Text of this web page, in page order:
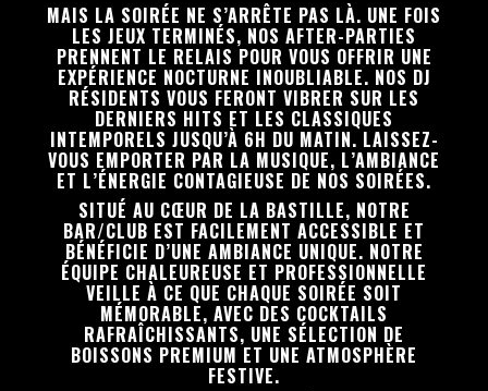
MAIS LA SOIRÉE NE S’ARRÊTE PAS LÀ. UNE FOIS
LES JEUX TERMINÉS, NOS AFTER-PARTIES
PRENNENT LE RELAIS POUR VOUS OFFRIR UNE
EXPÉRIENCE NOCTURNE INOUBLIABLE. NOS DJ
RÉSIDENTS VOUS FERONT VIBRER SUR LES
DERNIERS HITS ET LES CLASSIQUES
INTEMPORELS JUSQU’À 6H DU MATIN. LAISSEZ-
VOUS EMPORTER PAR LA MUSIQUE, L’AMBIANCE
ET L’ÉNERGIE CONTAGIEUSE DE NOS SOIRÉES.
SITUÉ AU CŒUR DE LA BASTILLE, NOTRE
BAR/CLUB EST FACILEMENT ACCESSIBLE ET
BÉNÉFICIE D’UNE AMBIANCE UNIQUE. NOTRE
ÉQUIPE CHALEUREUSE ET PROFESSIONNELLE
VEILLE À CE QUE CHAQUE SOIRÉE SOIT
MÉMORABLE, AVEC DES COCKTAILS
RAFRAÎCHISSANTS, UNE SÉLECTION DE
BOISSONS PREMIUM ET UNE ATMOSPHÈRE
FESTIVE.